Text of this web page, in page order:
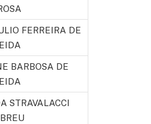
FERREIRA DE
BARBOSA DE
STRAVALACCI